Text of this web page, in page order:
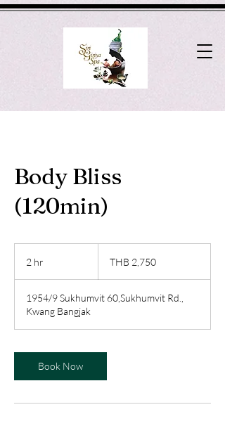
Body Bliss
(120min)
2 hr THB 2,750
1954/9 Sukhumvit 60,Sukhumvit Rd.,
Kwang Bangjak
Book Now